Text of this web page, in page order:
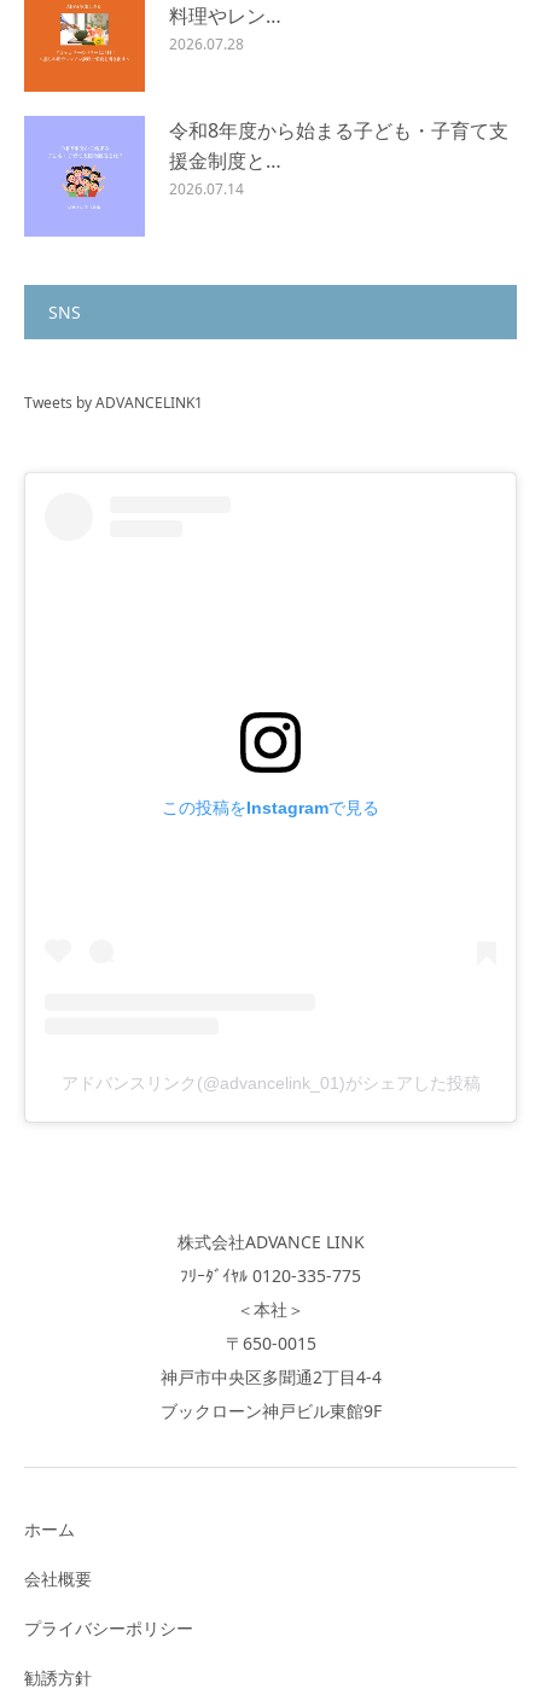
料理やレン…
2026.07.28
令和8年度から始まる子ども・子育て支
援金制度と…
2026.07.14
SNS
Tweets by ADVANCELINK1
この投稿をInstagramで見る
アドバンスリンク(@advancelink_01)がシェアした投稿
株式会社ADVANCE LINK
ﾌﾘｰﾀﾞｲﾔﾙ 0120-335-775
＜本社＞
〒650-0015
神戸市中央区多聞通2丁目4-4
ブックローン神戸ビル東館9F
ホーム
会社概要
プライバシーポリシー
勧誘方針